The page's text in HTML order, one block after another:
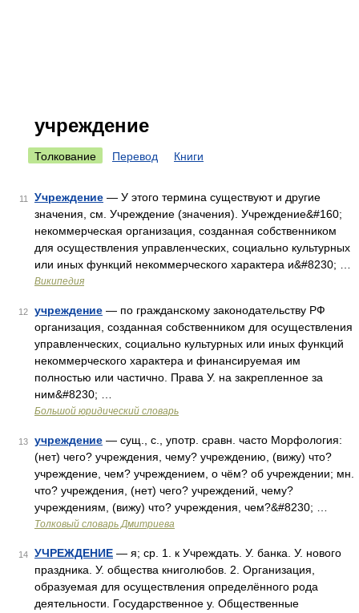
учреждение
Толкование Перевод Книги
11 Учреждение — У этого термина существуют и другие
значения, см. Учреждение (значения). Учреждение&#160;
некоммерческая организация, созданная собственником
для осуществления управленческих, социально культурных
или иных функций некоммерческого характера и&#8230; …
Википедия
12 учреждение — по гражданскому законодательству РФ
организация, созданная собственником для осуществления
управленческих, социально культурных или иных функций
некоммерческого характера и финансируемая им
полностью или частично. Права У. на закрепленное за
ним&#8230; …
Большой юридический словарь
13 учреждение — сущ., с., употр. сравн. часто Морфология:
(нет) чего? учреждения, чему? учреждению, (вижу) что?
учреждение, чем? учреждением, о чём? об учреждении; мн.
что? учреждения, (нет) чего? учреждений, чему?
учреждениям, (вижу) что? учреждения, чем?&#8230; …
Толковый словарь Дмитриева
14 УЧРЕЖДЕНИЕ — я; ср. 1. к Учреждать. У. банка. У. нового
праздника. У. общества книголюбов. 2. Организация,
образуемая для осуществления определённого рода
деятельности. Государственное у. Общественные